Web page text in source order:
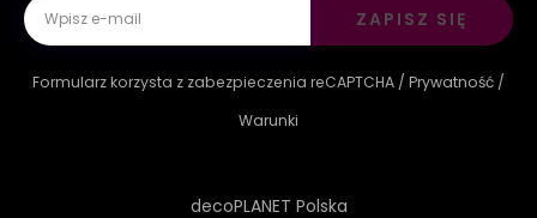
ZAPISZ SIĘ
Formularz korzysta z zabezpieczenia reCAPTCHA / Prywatność /
Warunki
decoPLANET Polska